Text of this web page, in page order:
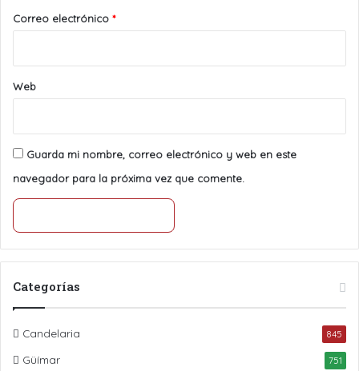
*Correo electrónico *
Web
Guarda mi nombre, correo electrónico y web en este
navegador para la próxima vez que comente.
Categorías
Candelaria 845
Güímar 751